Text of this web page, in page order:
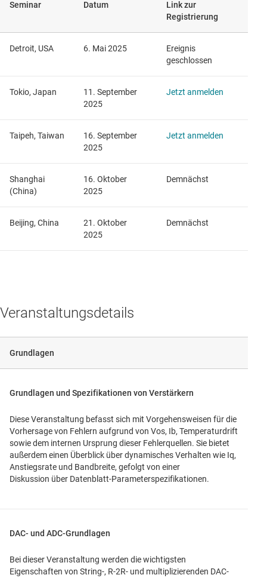
Seminar Datum
Link zur
Registrierung
Detroit, USA 6. Mai 2025
Ereignis
geschlossen
Tokio, Japan
11. September
2025
Jetzt anmelden
Taipeh, Taiwan
16. September
2025
Jetzt anmelden
Shanghai
(China)
16. Oktober
2025
Demnächst
Beijing, China
21. Oktober
2025
Demnächst
Veranstaltungsdetails
Grundlagen
Grundlagen und Spezifikationen von Verstärkern
Diese Veranstaltung befasst sich mit Vorgehensweisen für die
Vorhersage von Fehlern aufgrund von Vos, Ib, Temperaturdrift
sowie dem internen Ursprung dieser Fehlerquellen. Sie bietet
außerdem einen Überblick über dynamisches Verhalten wie Iq,
Anstiegsrate und Bandbreite, gefolgt von einer
Diskussion über Datenblatt-Parameterspezifikationen.
DAC- und ADC-Grundlagen
Bei dieser Veranstaltung werden die wichtigsten
Eigenschaften von String-, R-2R- und multiplizierenden DAC-